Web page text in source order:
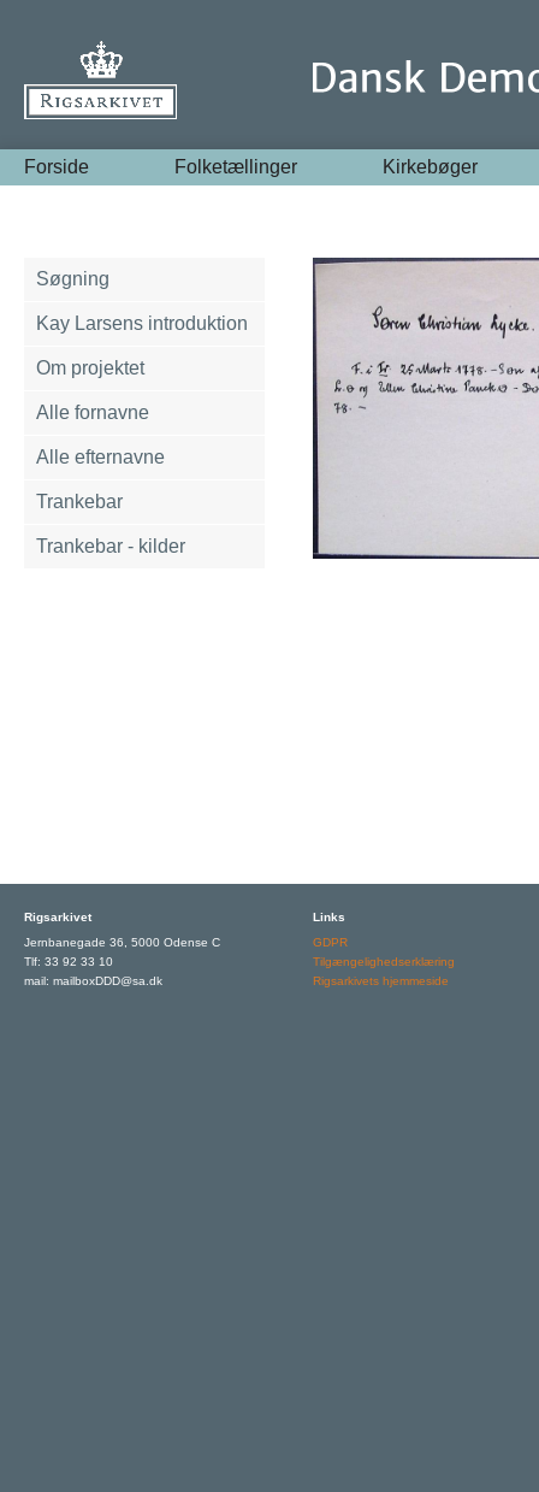
Forside Folketællinger Kirkebøger
Søgning
Kay Larsens introduktion
Om projektet
Alle fornavne
Alle efternavne
Trankebar
Trankebar - kilder
Rigsarkivet
Jernbanegade 36, 5000 Odense C
Tlf: 33 92 33 10
mail: mailboxDDD@sa.dk
Links
GDPR
Tilgængelighedserklæring
Rigsarkivets hjemmeside